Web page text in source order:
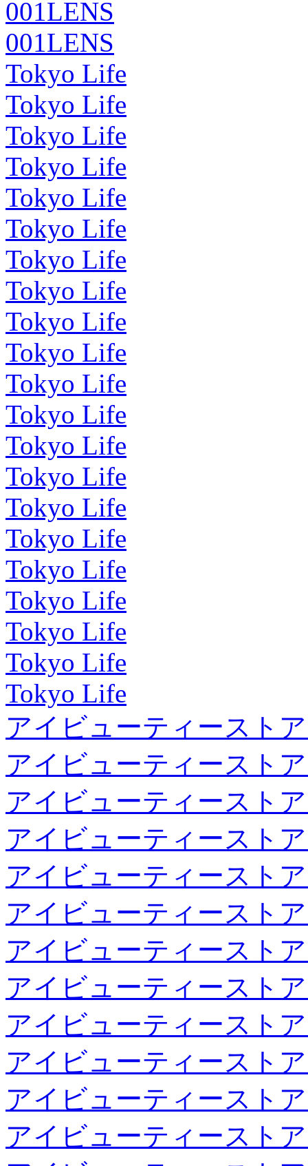
001LENS
001LENS
Tokyo Life
Tokyo Life
Tokyo Life
Tokyo Life
Tokyo Life
Tokyo Life
Tokyo Life
Tokyo Life
Tokyo Life
Tokyo Life
Tokyo Life
Tokyo Life
Tokyo Life
Tokyo Life
Tokyo Life
Tokyo Life
Tokyo Life
Tokyo Life
Tokyo Life
Tokyo Life
Tokyo Life
アイビューティースト
アイビューティースト
アイビューティースト
アイビューティースト
アイビューティースト
アイビューティースト
アイビューティースト
アイビューティースト
アイビューティースト
アイビューティースト
アイビューティースト
アイビューティースト